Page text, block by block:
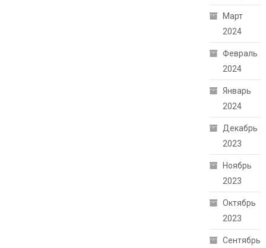
Март
2024
Февраль
2024
Январь
2024
Декабрь
2023
Ноябрь
2023
Октябрь
2023
Сентябрь